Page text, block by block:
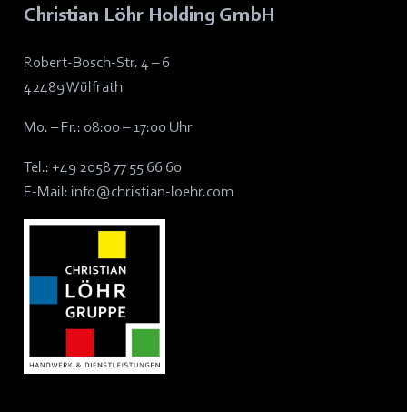
Christian Löhr Holding GmbH
Robert-Bosch-Str. 4 – 6
42489 Wülfrath
Mo. – Fr.: 08:00 – 17:00 Uhr
Tel.: +49 2058 77 55 66 60
E-Mail: info@christian-loehr.com